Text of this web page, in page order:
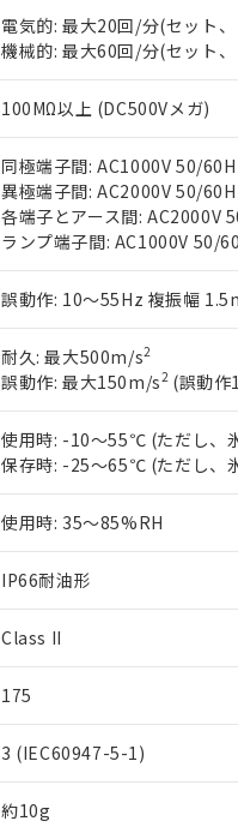
電気的: 最大20回/分(セット
機械的: 最大60回/分(セット
100MΩ以上 (DC500Vメガ)
同極端子間: AC1000V 50/
異極端子間: AC2000V 50/
各端子とアース間: AC2000V
ランプ端子間: AC1000V 50/
誤動作: 10～55Hz 複振幅
耐久: 最大500m/s2
誤動作: 最大150m/s2(誤動作
使用時: -10～55℃ (ただし、
保存時: -25～65℃ (ただし、
使用時: 35～85%RH
IP66耐油形
Class II
175
3 (IEC60947-5-1)
約10g
本サービスは、当社
くものです。
在庫状況および標準
のであり、閲覧され
正式な納期状況およ
当社販売員にご相談
オムロン制御機器販
在庫状況および標準
す。
マイパーツ機能（部
ている必要がありま
お客様が当ウェブサ
が、当社の製品・サ
いる法人を指します
*EU RoHS指令（10物質）：
鉛(Pb) 1000ppm以下、 水銀(Hg)
六価クロム(Cr(Ⅵ)) 1000ppm以下
フタル酸ビス(2-エチルヘキシル)
但し、RoHS指令で産業用監視お
※2 対応予定月
部品在庫の切り替え状況
※3 非含有証明書ダウ
EU RoHS指令（10物質）
51物質の非含有証明書（
また、RoHS指令のフタ
混在することから備考欄
既に当社にて対応品への
り割愛しております。
「×」：最大均質材料含
「－」：未確認です。当
Pb(鉛) :1000ppm、 Hg(水銀) :
Cr(Ⅵ)(六価クロム) : 1000ppm、
DBP(フタル酸ジブチル) :
DEHP(フタル酸ビス(2-エチルヘキ
※2 環境保護使用期限
「10」：通常の使用状況
味します。
「－」：未確認です。当
当社は、これら貴社
う）を輸出または国
などの必要な手続き
当社は規制貨物を破
ます。
置等に一切使用いた
当社は、貴社製品を
また当社は、販売先
たしません。
記
号
説明
○ 一定数以上の在
△ 一定数には満た
－
在庫なし(最新
白